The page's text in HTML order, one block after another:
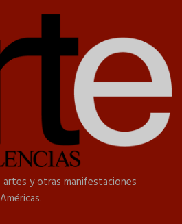
y otras manifestaciones